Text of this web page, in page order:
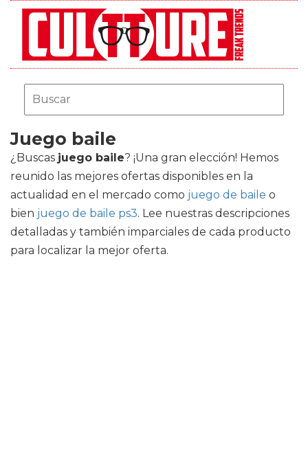
Juego baile
¿Buscas juego baile? ¡Una gran elección! Hemos
reunido las mejores ofertas disponibles en la
actualidad en el mercado como juego de baile o
bien juego de baile ps3. Lee nuestras descripciones
detalladas y también imparciales de cada producto
para localizar la mejor oferta.